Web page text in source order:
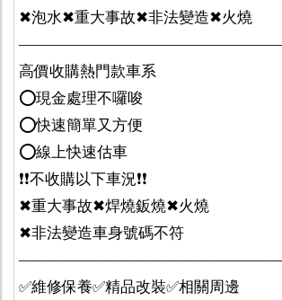
✖泡水✖重大事故✖非法變造✖火燒
高價收購熱門款車系
⭕️現金處理不囉唆
⭕️快速簡單又方便
⭕️線上快速估車
❗️❗️不收購以下車況❗️❗️
✖重大事故✖焊燒鈑燒✖火燒
✖非法變造車身號碼不符
✅維修保養✅精品改裝✅相關周邊